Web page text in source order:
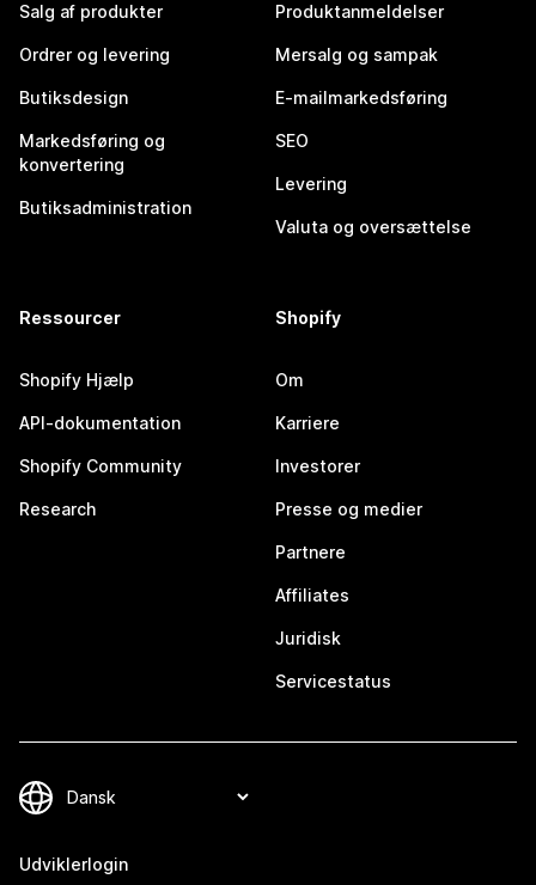
Salg af produkter
Ordrer og levering
Butiksdesign
Markedsføring og
konvertering
Butiksadministration
Produktanmeldelser
Mersalg og sampak
E-mailmarkedsføring
SEO
Levering
Valuta og oversættelse
Ressourcer
Shopify Hjælp
API-dokumentation
Shopify Community
Research
Shopify
Om
Karriere
Investorer
Presse og medier
Partnere
Affiliates
Juridisk
Servicestatus
Udviklerlogin